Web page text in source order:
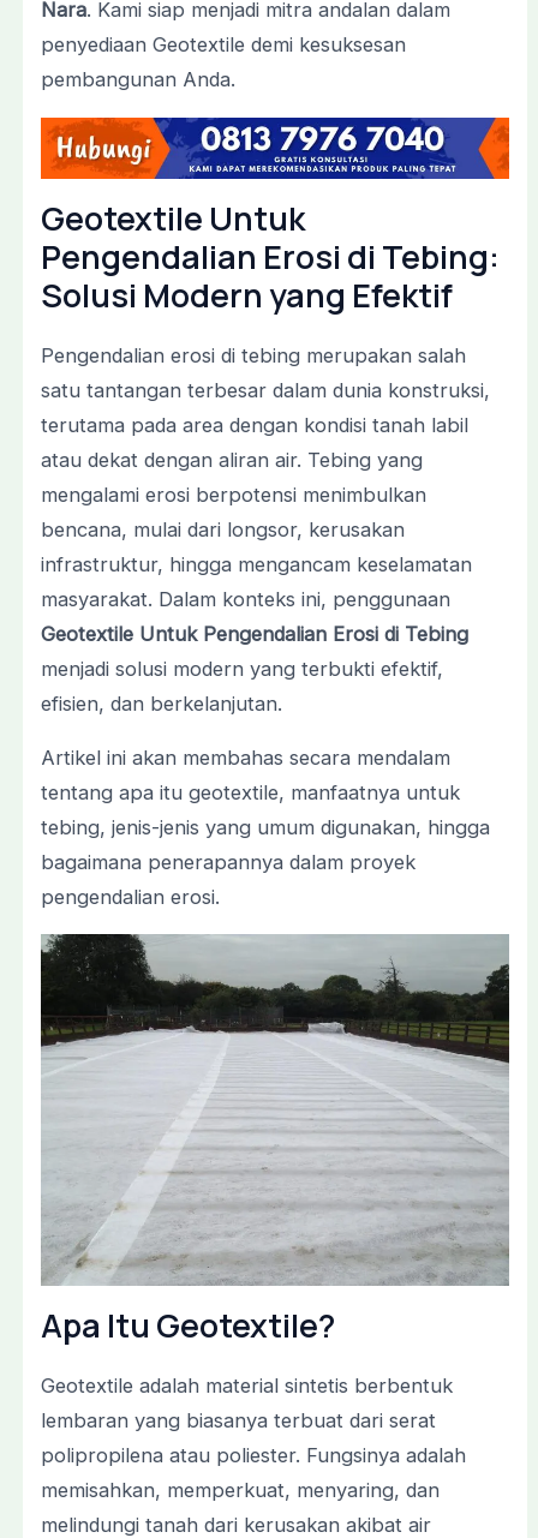
Nara. Kami siap menjadi mitra andalan dalam
penyediaan Geotextile demi kesuksesan
pembangunan Anda.
Geotextile Untuk
Pengendalian Erosi di Tebing:
Solusi Modern yang Efektif
Pengendalian erosi di tebing merupakan salah
satu tantangan terbesar dalam dunia konstruksi,
terutama pada area dengan kondisi tanah labil
atau dekat dengan aliran air. Tebing yang
mengalami erosi berpotensi menimbulkan
bencana, mulai dari longsor, kerusakan
infrastruktur, hingga mengancam keselamatan
masyarakat. Dalam konteks ini, penggunaan
Geotextile Untuk Pengendalian Erosi di Tebing
menjadi solusi modern yang terbukti efektif,
efisien, dan berkelanjutan.
Artikel ini akan membahas secara mendalam
tentang apa itu geotextile, manfaatnya untuk
tebing, jenis-jenis yang umum digunakan, hingga
bagaimana penerapannya dalam proyek
pengendalian erosi.
Apa Itu Geotextile?
Geotextile adalah material sintetis berbentuk
lembaran yang biasanya terbuat dari serat
polipropilena atau poliester. Fungsinya adalah
memisahkan, memperkuat, menyaring, dan
melindungi tanah dari kerusakan akibat air